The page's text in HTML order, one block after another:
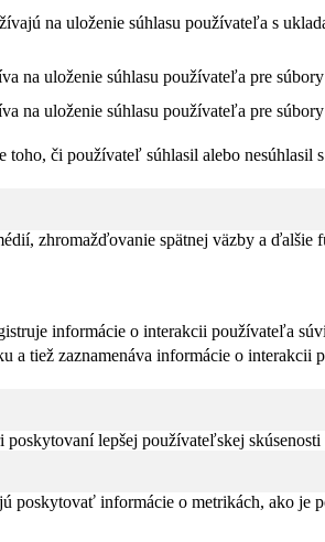
na uloženie súhlasu používateľa s
na uloženie súhlasu používateľa pre
na uloženie súhlasu používateľa pre
či používateľ súhlasil alebo nesúhlasil
zhromažďovanie spätnej väzby a ďalšie
informácie o interakcii používateľa
a tiež zaznamenáva informácie o interakcii
lepšej používateľskej skúsenosti
poskytovať informácie o metrikách, ako je